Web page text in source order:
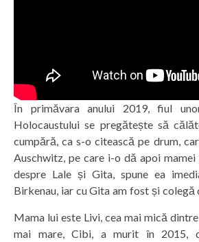
În primăvara anului 2019, fiul
Holocaustului se pregătește să
cumpără, ca s-o citească pe drum,
Auschwitz, pe care i-o dă apoi mamei
despre Lale și Gita, spune ea
Birkenau, iar cu Gita am fost și colegă
Mama lui este Livi, cea mai mică
mai mare, Cibi, a murit în 2015,